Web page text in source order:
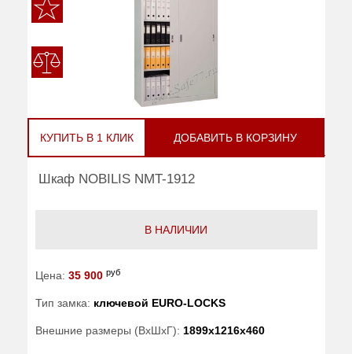
КУПИТЬ В 1 КЛИК ДОБАВИТЬ В КОРЗИНУ
Шкаф NOBILIS NMT-1912
В НАЛИЧИИ
Цена: 35 900 руб
Тип замка: ключевой EURO-LOCKS
Внешние размеры (ВхШхГ): 1899x1216x460